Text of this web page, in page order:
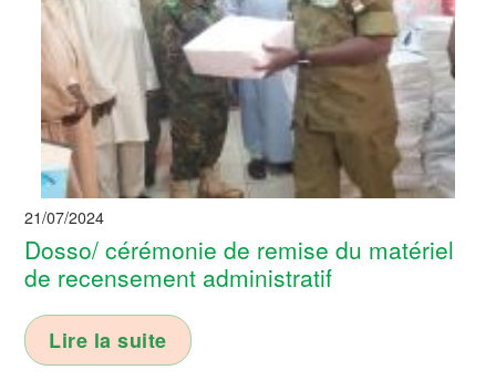
21/07/2024
Dosso/ cérémonie de remise du matériel
de recensement administratif
Lire la suite